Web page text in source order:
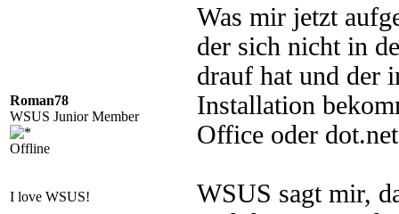
Roman78
WSUS Junior Member
Offline
I love WSUS!
Was mir jetzt
der sich nicht in
drauf hat und der
Installation
Office oder
WSUS sagt mir,